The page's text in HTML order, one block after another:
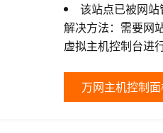
该站点已被网
解决方法：需要网
虚拟主机控制台进
万网主机控制